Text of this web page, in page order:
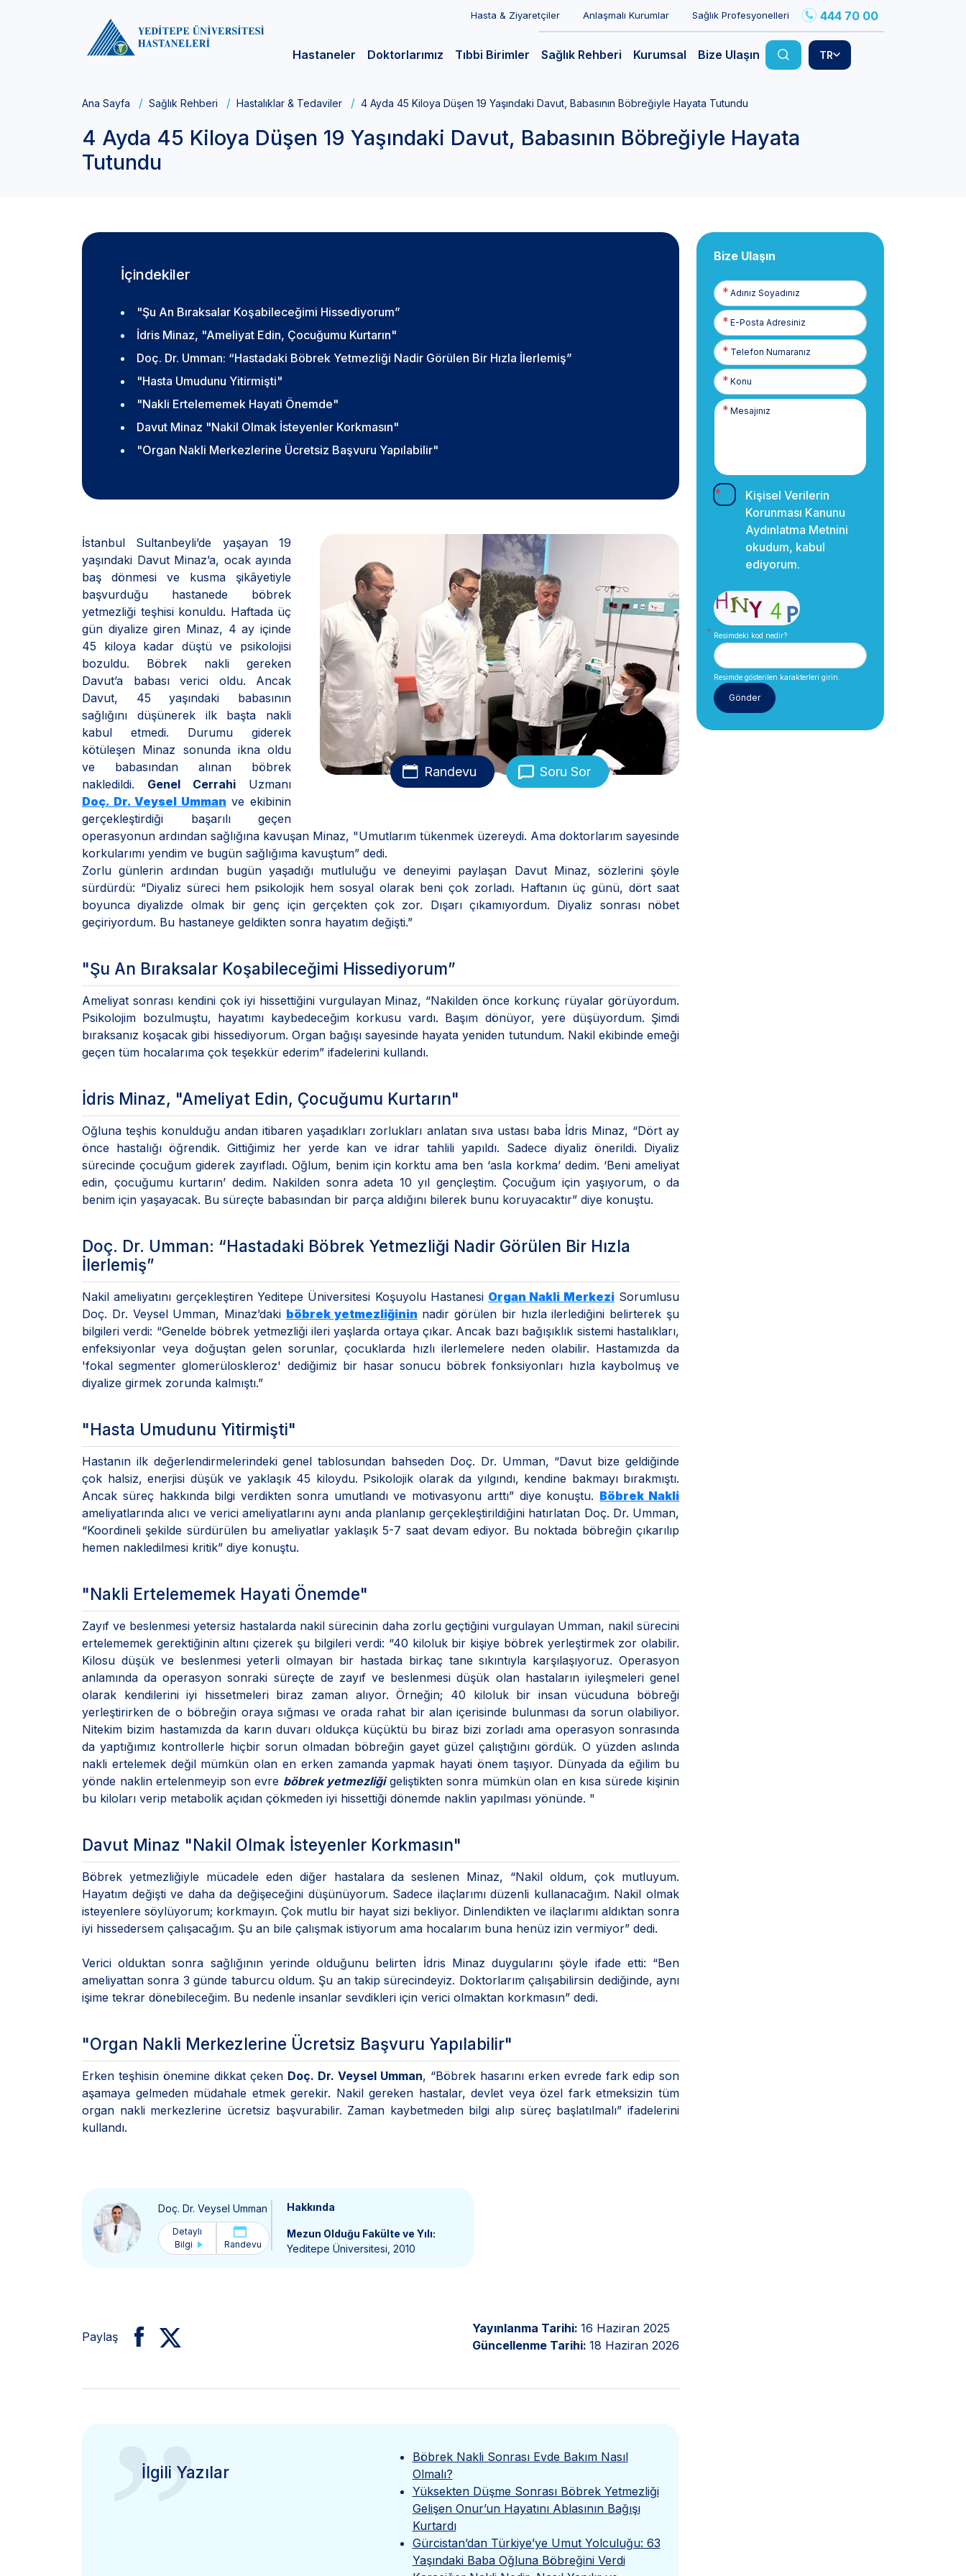
Hasta & Ziyaretçiler Anlaşmalı Kurumlar Sağlık Profesyonelleri 444 70 00
Hastaneler Doktorlarımız Tıbbi Birimler Sağlık Rehberi Kurumsal Bize Ulaşın TR
Ana Sayfa Sağlık Rehberi Hastalıklar & Tedaviler 4 Ayda 45 Kiloya Düşen 19 Yaşındaki Davut, Babasının Böbreğiyle Hayata Tutundu
4 Ayda 45 Kiloya Düşen 19 Yaşındaki Davut, Babasının Böbreğiyle Hayata
Tutundu
İçindekiler
"Şu An Bıraksalar Koşabileceğimi Hissediyorum”
İdris Minaz, "Ameliyat Edin, Çocuğumu Kurtarın"
Doç. Dr. Umman: “Hastadaki Böbrek Yetmezliği Nadir Görülen Bir Hızla İlerlemiş”
"Hasta Umudunu Yitirmişti"
"Nakli Ertelememek Hayati Önemde"
Davut Minaz "Nakil Olmak İsteyenler Korkmasın"
"Organ Nakli Merkezlerine Ücretsiz Başvuru Yapılabilir"
Randevu Soru Sor
İstanbul Sultanbeyli’de yaşayan 19
yaşındaki Davut Minaz’a, ocak ayında
baş dönmesi ve kusma şikâyetiyle
başvurduğu hastanede böbrek
yetmezliği teşhisi konuldu. Haftada üç
gün diyalize giren Minaz, 4 ay içinde
45 kiloya kadar düştü ve psikolojisi
bozuldu. Böbrek nakli gereken
Davut’a babası verici oldu. Ancak
Davut, 45 yaşındaki babasının
sağlığını düşünerek ilk başta nakli
kabul etmedi. Durumu giderek
kötüleşen Minaz sonunda ikna oldu
ve babasından alınan böbrek
nakledildi. Genel Cerrahi Uzmanı
Doç. Dr. Veysel Umman ve ekibinin
gerçekleştirdiği başarılı geçen
operasyonun ardından sağlığına kavuşan Minaz, "Umutlarım tükenmek üzereydi. Ama doktorlarım sayesinde
korkularımı yendim ve bugün sağlığıma kavuştum” dedi.
Zorlu günlerin ardından bugün yaşadığı mutluluğu ve deneyimi paylaşan Davut Minaz, sözlerini şöyle
sürdürdü: “Diyaliz süreci hem psikolojik hem sosyal olarak beni çok zorladı. Haftanın üç günü, dört saat
boyunca diyalizde olmak bir genç için gerçekten çok zor. Dışarı çıkamıyordum. Diyaliz sonrası nöbet
geçiriyordum. Bu hastaneye geldikten sonra hayatım değişti.”
"Şu An Bıraksalar Koşabileceğimi Hissediyorum”
Ameliyat sonrası kendini çok iyi hissettiğini vurgulayan Minaz, “Nakilden önce korkunç rüyalar görüyordum.
Psikolojim bozulmuştu, hayatımı kaybedeceğim korkusu vardı. Başım dönüyor, yere düşüyordum. Şimdi
bıraksanız koşacak gibi hissediyorum. Organ bağışı sayesinde hayata yeniden tutundum. Nakil ekibinde emeği
geçen tüm hocalarıma çok teşekkür ederim” ifadelerini kullandı.
İdris Minaz, "Ameliyat Edin, Çocuğumu Kurtarın"
Oğluna teşhis konulduğu andan itibaren yaşadıkları zorlukları anlatan sıva ustası baba İdris Minaz, “Dört ay
önce hastalığı öğrendik. Gittiğimiz her yerde kan ve idrar tahlili yapıldı. Sadece diyaliz önerildi. Diyaliz
sürecinde çocuğum giderek zayıfladı. Oğlum, benim için korktu ama ben ‘asla korkma’ dedim. ‘Beni ameliyat
edin, çocuğumu kurtarın’ dedim. Nakilden sonra adeta 10 yıl gençleştim. Çocuğum için yaşıyorum, o da
benim için yaşayacak. Bu süreçte babasından bir parça aldığını bilerek bunu koruyacaktır” diye konuştu.
Doç. Dr. Umman: “Hastadaki Böbrek Yetmezliği Nadir Görülen Bir Hızla
İlerlemiş”
Nakil ameliyatını gerçekleştiren Yeditepe Üniversitesi Koşuyolu Hastanesi Organ Nakli MerkeziSorumlusu
Doç. Dr. Veysel Umman, Minaz’daki böbrek yetmezliğinin nadir görülen bir hızla ilerlediğini belirterek şu
bilgileri verdi: “Genelde böbrek yetmezliği ileri yaşlarda ortaya çıkar. Ancak bazı bağışıklık sistemi hastalıkları,
enfeksiyonlar veya doğuştan gelen sorunlar, çocuklarda hızlı ilerlemelere neden olabilir. Hastamızda da
'fokal segmenter glomerüloskleroz' dediğimiz bir hasar sonucu böbrek fonksiyonları hızla kaybolmuş ve
diyalize girmek zorunda kalmıştı.”
"Hasta Umudunu Yitirmişti"
Hastanın ilk değerlendirmelerindeki genel tablosundan bahseden Doç. Dr. Umman, “Davut bize geldiğinde
çok halsiz, enerjisi düşük ve yaklaşık 45 kiloydu. Psikolojik olarak da yılgındı, kendine bakmayı bırakmıştı.
Ancak süreç hakkında bilgi verdikten sonra umutlandı ve motivasyonu arttı” diye konuştu. Böbrek Nakli
ameliyatlarında alıcı ve verici ameliyatlarını aynı anda planlanıp gerçekleştirildiğini hatırlatan Doç. Dr. Umman,
“Koordineli şekilde sürdürülen bu ameliyatlar yaklaşık 5-7 saat devam ediyor. Bu noktada böbreğin çıkarılıp
hemen nakledilmesi kritik” diye konuştu.
"Nakli Ertelememek Hayati Önemde"
Zayıf ve beslenmesi yetersiz hastalarda nakil sürecinin daha zorlu geçtiğini vurgulayan Umman, nakil sürecini
ertelememek gerektiğinin altını çizerek şu bilgileri verdi: “40 kiloluk bir kişiye böbrek yerleştirmek zor olabilir.
Kilosu düşük ve beslenmesi yeterli olmayan bir hastada birkaç tane sıkıntıyla karşılaşıyoruz. Operasyon
anlamında da operasyon sonraki süreçte de zayıf ve beslenmesi düşük olan hastaların iyileşmeleri genel
olarak kendilerini iyi hissetmeleri biraz zaman alıyor. Örneğin; 40 kiloluk bir insan vücuduna böbreği
yerleştirirken de o böbreğin oraya sığması ve orada rahat bir alan içerisinde bulunması da sorun olabiliyor.
Nitekim bizim hastamızda da karın duvarı oldukça küçüktü bu biraz bizi zorladı ama operasyon sonrasında
da yaptığımız kontrollerle hiçbir sorun olmadan böbreğin gayet güzel çalıştığını gördük. O yüzden aslında
nakli ertelemek değil mümkün olan en erken zamanda yapmak hayati önem taşıyor. Dünyada da eğilim bu
yönde naklin ertelenmeyip son evre böbrek yetmezliğigeliştikten sonra mümkün olan en kısa sürede kişinin
bu kiloları verip metabolik açıdan çökmeden iyi hissettiği dönemde naklin yapılması yönünde. "
Davut Minaz "Nakil Olmak İsteyenler Korkmasın"
Böbrek yetmezliğiyle mücadele eden diğer hastalara da seslenen Minaz, “Nakil oldum, çok mutluyum.
Hayatım değişti ve daha da değişeceğini düşünüyorum. Sadece ilaçlarımı düzenli kullanacağım. Nakil olmak
isteyenlere söylüyorum; korkmayın. Çok mutlu bir hayat sizi bekliyor. Dinlendikten ve ilaçlarımı aldıktan sonra
iyi hissedersem çalışacağım. Şu an bile çalışmak istiyorum ama hocalarım buna henüz izin vermiyor” dedi.
Verici olduktan sonra sağlığının yerinde olduğunu belirten İdris Minaz duygularını şöyle ifade etti: “Ben
ameliyattan sonra 3 günde taburcu oldum. Şu an takip sürecindeyiz. Doktorlarım çalışabilirsin dediğinde, aynı
işime tekrar dönebileceğim. Bu nedenle insanlar sevdikleri için verici olmaktan korkmasın” dedi.
"Organ Nakli Merkezlerine Ücretsiz Başvuru Yapılabilir"
Erken teşhisin önemine dikkat çeken Doç. Dr. Veysel Umman, “Böbrek hasarını erken evrede fark edip son
aşamaya gelmeden müdahale etmek gerekir. Nakil gereken hastalar, devlet veya özel fark etmeksizin tüm
organ nakli merkezlerine ücretsiz başvurabilir. Zaman kaybetmeden bilgi alıp süreç başlatılmalı” ifadelerini
kullandı.
Doç. Dr. Veysel Umman
Detaylı
Bilgi
Randevu
Hakkında
Mezun Olduğu Fakülte ve Yılı:
Yeditepe Üniversitesi, 2010
Paylaş
Yayınlanma Tarihi: 16 Haziran 2025
Güncellenme Tarihi: 18 Haziran 2026
”
İlgili Yazılar
Böbrek Nakli Sonrası Evde Bakım Nasıl
Olmalı?
Yüksekten Düşme Sonrası Böbrek Yetmezliği
Gelişen Onur’un Hayatını Ablasının Bağışı
Kurtardı
Gürcistan’dan Türkiye’ye Umut Yolculuğu: 63
Yaşındaki Baba Oğluna Böbreğini Verdi
Bize Ulaşın
Adınız
Soyadınız
E-
Posta
Telefon
Numaranız
Kişisel Verilerin
Korunması Kanunu
Aydınlatma Metnini
okudum, kabul
ediyorum.
Resimdeki kod nedir?
Resimde gösterilen karakterleri girin.